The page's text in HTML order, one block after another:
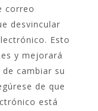
correo
desvincular
Esto
y mejorará
cambiar su
de que
está